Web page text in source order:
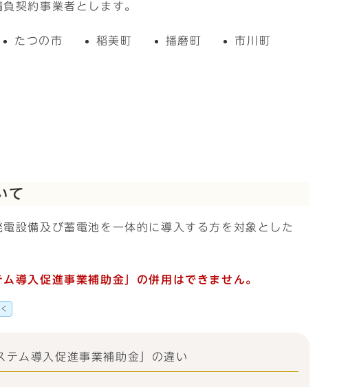
契約事業者とします。
たつの市 稲美町 播磨町 市川町
て
設備及び蓄電池を一体的に導入する方を対象とした
導入促進事業補助金」の併用はできません。
ム導入促進事業補助金」の違い